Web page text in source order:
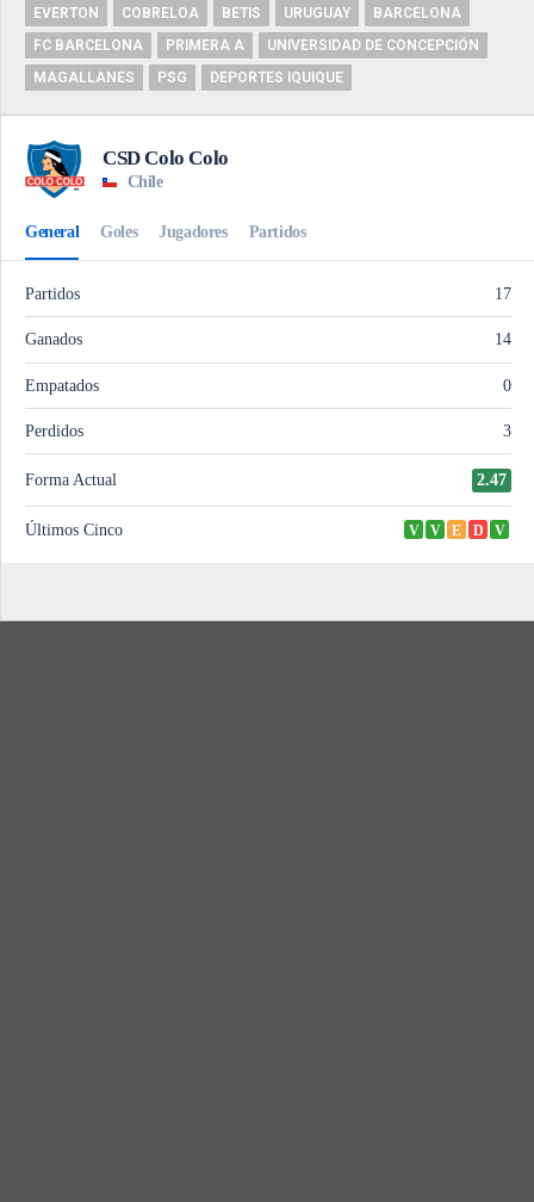
EVERTON
COBRELOA BETIS URUGUAY
BARCELONA
FC BARCELONA
PRIMERA A
UNIVERSIDAD DE CONCEPCIÓN
MAGALLANES
PSG DEPORTES IQUIQUE